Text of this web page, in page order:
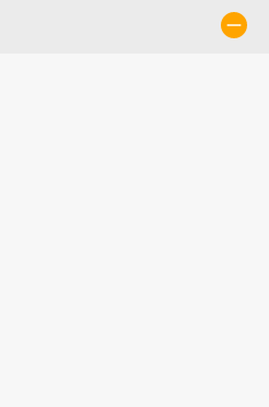
von 5 Sternen